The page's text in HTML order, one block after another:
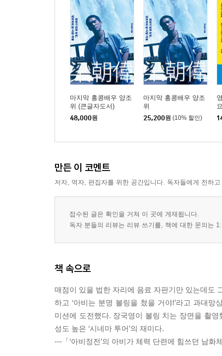
마지막 홍콩배우 양조
위 (큰글자도서)
48,000원
마지막 홍콩배우 양조
위
25,200원 (10% 할인)
만든 이 코멘트
저자, 역자, 편집자를 위한 공간입니다. 독자들에게 전하
접수된 글은 확인을 거쳐 이 곳에 게재됩니다.
독자 분들의 리뷰는 리뷰 쓰기를, 책에 대한 문의는
책 속으로
매점이 있을 법한 자리에 음료 자판기만 있는데도
하고 ‘아비는 분명 볼링을 쳤을 거야!’라고 과대
미션에 도전했다. 장국영이 볼링 치는 장면을 촬
성도 높은 ‘시네마 투어’의 재미다.
---「‘아비정전’의 아비가 체력 단련에 힘쓰던 남화